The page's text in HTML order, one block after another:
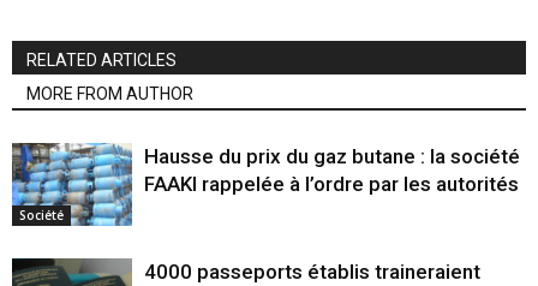
RELATED ARTICLES
MORE FROM AUTHOR
Société
Hausse du prix du gaz butane : la société
FAAKI rappelée à l’ordre par les autorités
4000 passeports établis traineraient